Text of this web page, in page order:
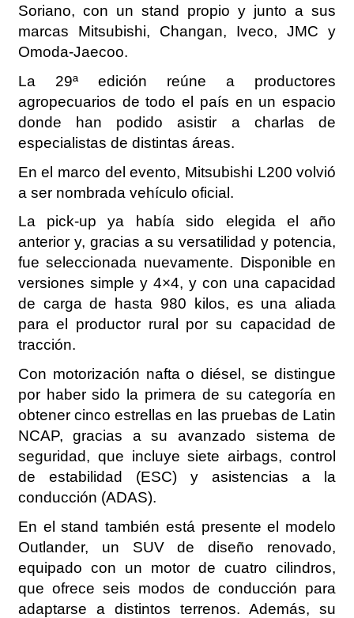
Soriano, con un stand propio y junto a sus
marcas Mitsubishi, Changan, Iveco, JMC y
Omoda-Jaecoo.
La 29ª edición reúne a productores
agropecuarios de todo el país en un espacio
donde han podido asistir a charlas de
especialistas de distintas áreas.
En el marco del evento, Mitsubishi L200 volvió
a ser nombrada vehículo oficial.
La pick-up ya había sido elegida el año
anterior y, gracias a su versatilidad y potencia,
fue seleccionada nuevamente. Disponible en
versiones simple y 4×4, y con una capacidad
de carga de hasta 980 kilos, es una aliada
para el productor rural por su capacidad de
tracción.
Con motorización nafta o diésel, se distingue
por haber sido la primera de su categoría en
obtener cinco estrellas en las pruebas de Latin
NCAP, gracias a su avanzado sistema de
seguridad, que incluye siete airbags, control
de estabilidad (ESC) y asistencias a la
conducción (ADAS).
En el stand también está presente el modelo
Outlander, un SUV de diseño renovado,
equipado con un motor de cuatro cilindros,
que ofrece seis modos de conducción para
adaptarse a distintos terrenos. Además, su